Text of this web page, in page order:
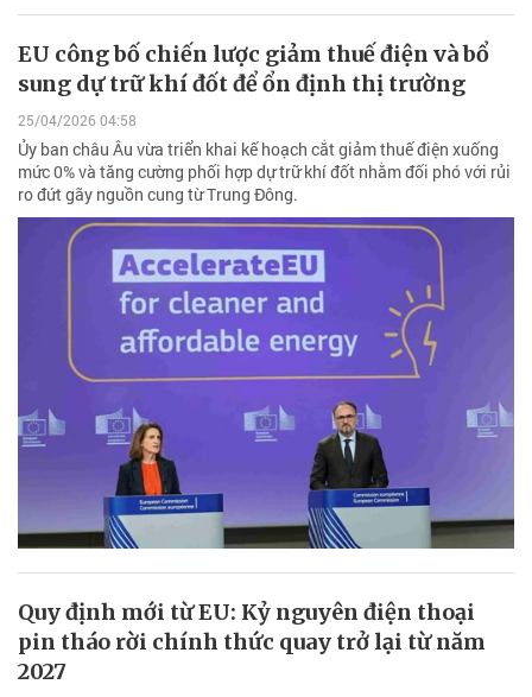
EU công bố chiến lược giảm thuế điện và bổ
sung dự trữ khí đốt để ổn định thị trường
25/04/2026 04:58
Ủy ban châu Âu vừa triển khai kế hoạch cắt giảm thuế điện xuống
mức 0% và tăng cường phối hợp dự trữ khí đốt nhằm đối phó với rủi
ro đứt gãy nguồn cung từ Trung Đông.
Quy định mới từ EU: Kỷ nguyên điện thoại
pin tháo rời chính thức quay trở lại từ năm
2027